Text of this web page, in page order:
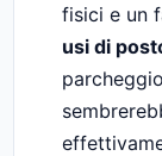
fisici e un
usi di